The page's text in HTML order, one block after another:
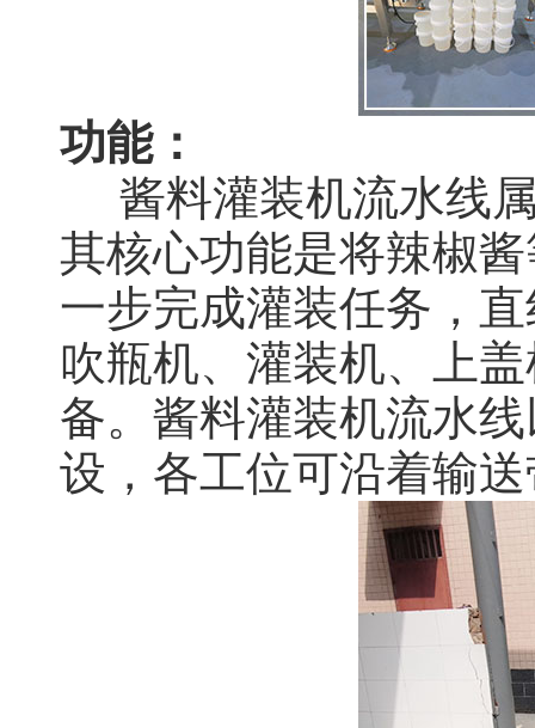
功能：
酱料灌装机流水线
其核心功能是将辣椒
一步完成灌装任务，
吹瓶机、灌装机、上
备。酱料灌装机流水
设，各工位可沿着输